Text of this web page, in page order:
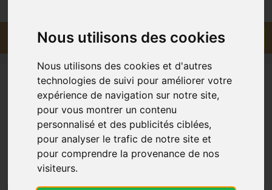
Nous utilisons des cookies
Nous utilisons des cookies et d'autres
technologies de suivi pour améliorer votre
expérience de navigation sur notre site,
pour vous montrer un contenu
personnalisé et des publicités ciblées,
pour analyser le trafic de notre site et
pour comprendre la provenance de nos
visiteurs.
Menu Promotions
Constipation
Médicaments contre la
Constipation
La constipation est un trouble digestif courant qui peut